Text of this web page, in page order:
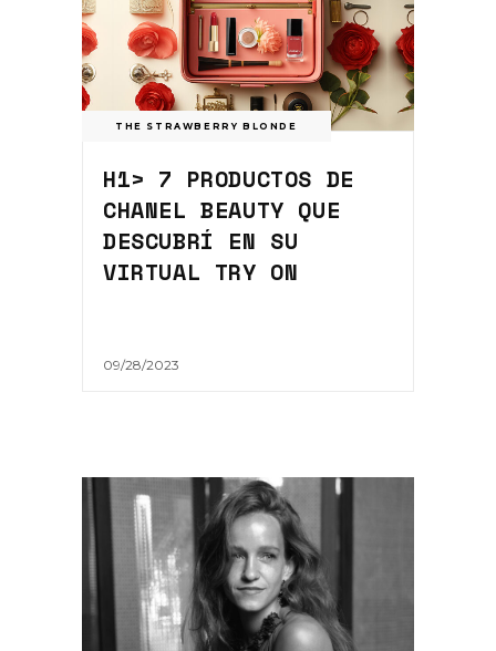
THE STRAWBERRY BLONDE
H1> 7 PRODUCTOS DE
CHANEL BEAUTY QUE
DESCUBRÍ EN SU
VIRTUAL TRY ON
09/28/2023